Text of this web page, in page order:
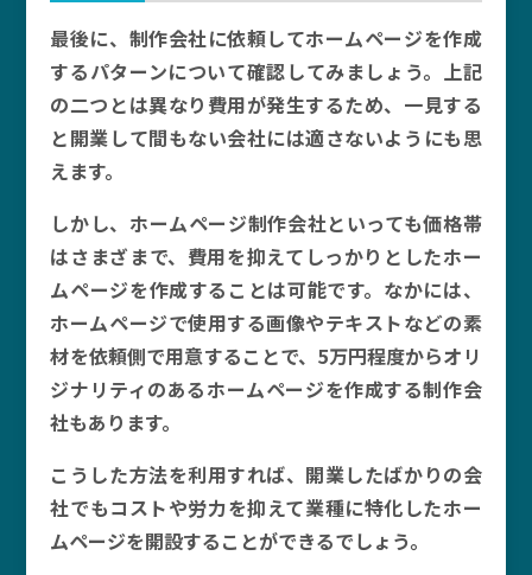
最後に、制作会社に依頼してホームページを作成
するパターンについて確認してみましょう。上記
の二つとは異なり費用が発生するため、一見する
と開業して間もない会社には適さないようにも思
えます。
しかし、ホームページ制作会社といっても価格帯
はさまざまで、費用を抑えてしっかりとしたホー
ムページを作成することは可能です。なかには、
ホームページで使用する画像やテキストなどの素
材を依頼側で用意することで、5万円程度からオリ
ジナリティのあるホームページを作成する制作会
社もあります。
こうした方法を利用すれば、開業したばかりの会
社でもコストや労力を抑えて業種に特化したホー
ムページを開設することができるでしょう。